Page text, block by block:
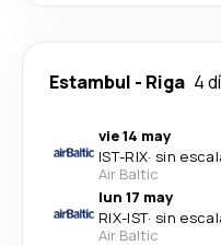
Estambul - Riga 4
vie 14 may
IST-RIX· sin
Air Baltic
lun 17 may
RIX-IST· sin
Air Baltic